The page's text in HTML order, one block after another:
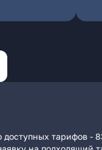
тарифов -